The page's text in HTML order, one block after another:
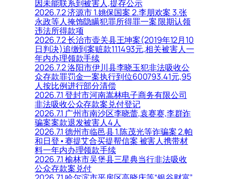
因未能联系到被害人,提存公示
2026.7.2 济源市 1.姚保国案 2.李朋欢案 3.张
永政等人掩饰隐瞒犯罪所得罪一案 限期认领
违法所得款项
2026.7.2 长治市壶关县王坤案(2019年12月10
日判决)追缴到案赃款111493元,相关被害人一
年内办理领款手续
2026.7.2 洛阳市伊川县李晓玉犯非法吸收公
众存款罪罚金一案执行到位600793.41元,95
人按比例进行部分清偿
2026.7.1 登封市河南嵩林电子商务有限公司
非法吸收公众存款案兑付登记
2026.7.1 广州市南沙区李晓蕾,袁赛赛,李群诈
骗案案款退发被害人4人
2026.7.1 德州市临邑县 1.陈茂光等诈骗案 2.帕
和日登•赛提艾合买提帮信案 被害人携带材
料一年内办理领款手续
2026.7.1 榆林市吴堡县三星典当行非法吸收
公众存款案兑付